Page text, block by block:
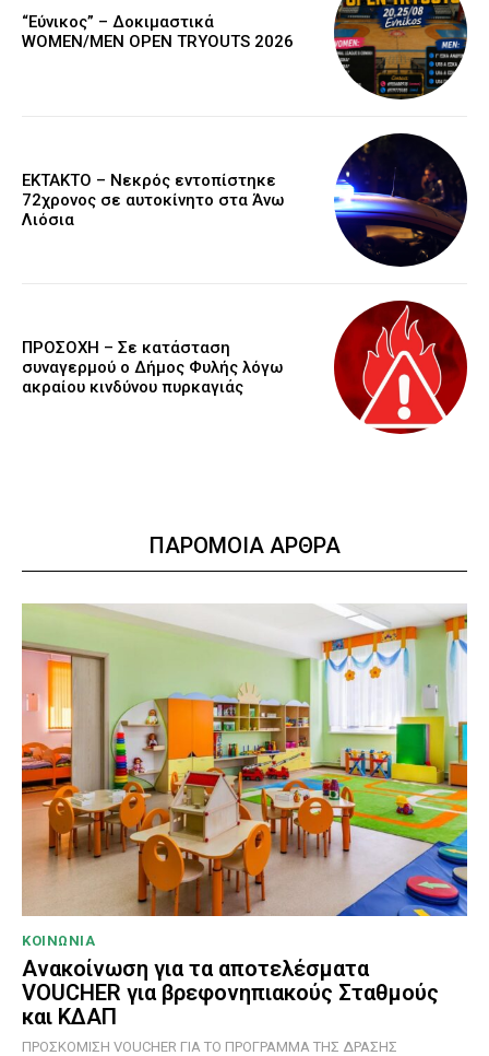
“Εύνικος” – Δοκιμαστικά
WOMEN/MEN OPEN TRYOUTS 2026
EKTAKTO – Νεκρός εντοπίστηκε
72χρονος σε αυτοκίνητο στα Άνω
Λιόσια
ΠΡΟΣΟΧΗ – Σε κατάσταση
συναγερμού ο Δήμος Φυλής λόγω
ακραίου κινδύνου πυρκαγιάς
ΠΑΡΟΜΟΙΑ ΑΡΘΡΑ
ΚΟΙΝΩΝΙΑ
Ανακοίνωση για τα αποτελέσματα
VOUCHER για βρεφονηπιακούς Σταθμούς
και ΚΔΑΠ
ΠΡΟΣΚΟΜΙΣΗ VOUCHER ΓΙΑ ΤΟ ΠΡΟΓΡΑΜΜΑ ΤΗΣ ΔΡΑΣΗΣ